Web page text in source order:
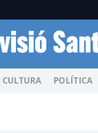
CULTURA POLÍTICA